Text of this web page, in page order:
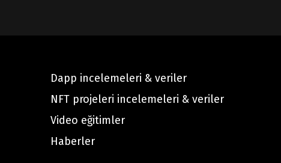
Dapp incelemeleri & veriler
NFT projeleri incelemeleri & veriler
Video eğitimler
Haberler